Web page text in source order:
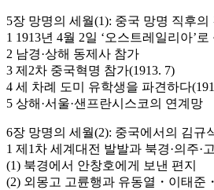
5장 망명의 세월(1): 중국 망명 직후의
1 1913년 4월 2일 ‘오스트레일리아’로
2 남경·상해 동제사 참가
3 제2차 중국혁명 참가(1913. 7)
4 세 차례 도미 유학생을 파견하다
5 상해·서울·샌프란시스코의 연계망
6장 망명의 세월(2): 중국에서의 김규
1 제1차 세계대전 발발과 북경·의주·
(1) 북경에서 안창호에게 보낸 편지
(2) 외몽고 고륜행과 유동열・이태준